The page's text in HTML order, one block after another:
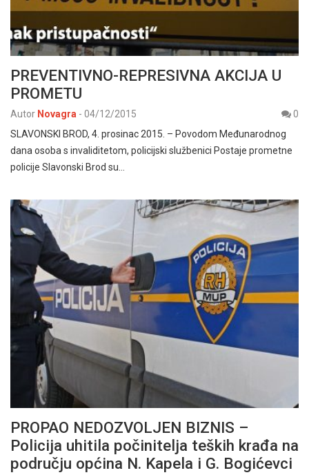
PREVENTIVNO-REPRESIVNA AKCIJA U
PROMETU
Autor Novagra - 04/12/2015
0
SLAVONSKI BROD, 4. prosinac 2015. – Povodom Međunarodnog
dana osoba s invaliditetom, policijski službenici Postaje prometne
policije Slavonski Brod su…
PROPAO NEDOZVOLJEN BIZNIS –
Policija uhitila počinitelja teških krađa na
području općina N. Kapela i G. Bogićevci